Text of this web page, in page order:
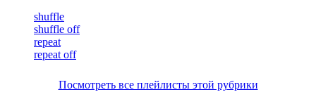
shuffle
shuffle off
repeat
repeat off
Посмотреть все плейлисты этой рубрики